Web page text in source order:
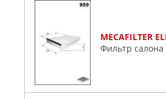
MECAFILTER
Фильтр салона